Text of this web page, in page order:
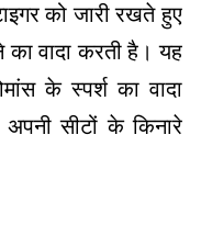
को जारी रखते हुए
वादा करती है। यह
के स्पर्श का वादा
सीटों के किनारे